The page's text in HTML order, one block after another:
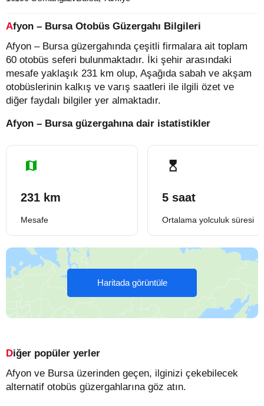
Afyon – Bursa Otobüs Güzergahı Bilgileri
Afyon – Bursa güzergahında çeşitli firmalara ait toplam
60 otobüs seferi bulunmaktadır. İki şehir arasındaki
mesafe yaklaşık 231 km olup, Aşağıda sabah ve akşam
otobüslerinin kalkış ve varış saatleri ile ilgili özet ve
diğer faydalı bilgiler yer almaktadır.
Afyon – Bursa güzergahına dair istatistikler
231 km
Mesafe
5 saat
Ortalama yolculuk süresi
Haritada görüntüle
Diğer popüler yerler
Afyon ve Bursa üzerinden geçen, ilginizi çekebilecek
alternatif otobüs güzergahlarına göz atın.